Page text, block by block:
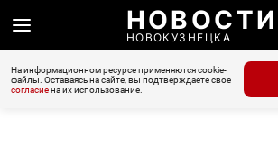
НОВОСТИ
НОВОКУЗНЕЦКА
На информационном ресурсе применяются cookie-
файлы. Оставаясь на сайте, вы подтверждаете свое
согласиена их использование.